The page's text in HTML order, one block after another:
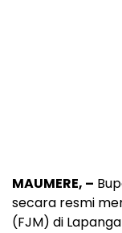
MAUMERE, –
secara resmi
(FJM) di